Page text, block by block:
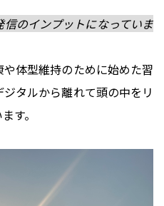
信のインプットになっていま
体型維持のために始めた習
タルから離れて頭の中をリ
す。